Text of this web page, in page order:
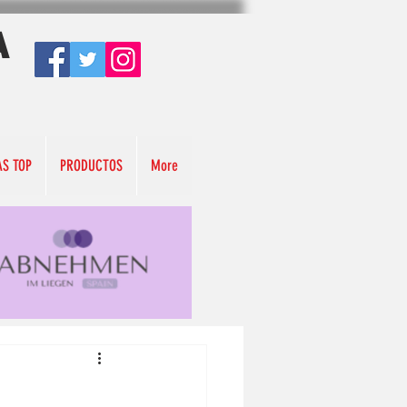
TOP PRODUCTOS More